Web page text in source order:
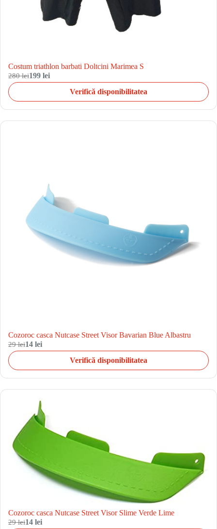
Costum triathlon barbati Doltcini Marimea S
280 lei199 lei
Verifică disponibilitatea
Cozoroc casca Nutcase Street Visor Bavarian Blue Albastru
29 lei14 lei
Verifică disponibilitatea
Cozoroc casca Nutcase Street Visor Slime Verde Lime
29 lei14 lei